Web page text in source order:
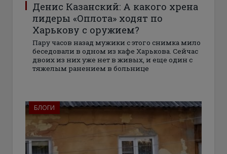
Денис Казанский: А какого хрена
лидеры «Оплота» ходят по
Харькову с оружием?
Пару часов назад мужики с этого снимка мило
беседовали в одном из кафе Харькова. Сейчас
двоих из них уже нет в живых, и еще один с
тяжелым ранением в больнице
БЛОГИ